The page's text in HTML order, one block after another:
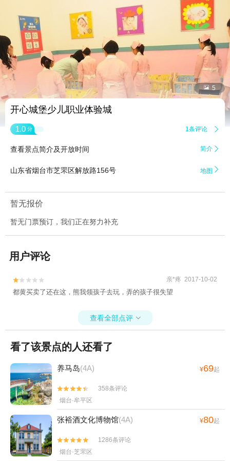
 5
开心城堡少儿职业体验城
1.0 分 1条评论 
查看景点简介及开放时间 简介 
山东省烟台市芝罘区解放路156号 地图 
暂无报价
暂无门票预订，我们正在努力补充
用户评论

 亲*疼 2017-10-02
都黄买卖了还在这，熊我领孩子去玩，弄的孩子很失望
查看全部点评 
看了该景点的人还看了
养马岛(4A) ¥69起


358条评论
烟台·牟平区
张裕酒文化博物馆(4A) ¥80起


1286条评论
烟台·芝罘区